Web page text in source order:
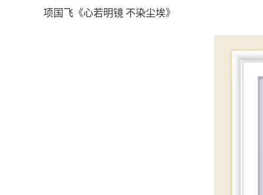
项国飞《心若明镜 不染尘埃》